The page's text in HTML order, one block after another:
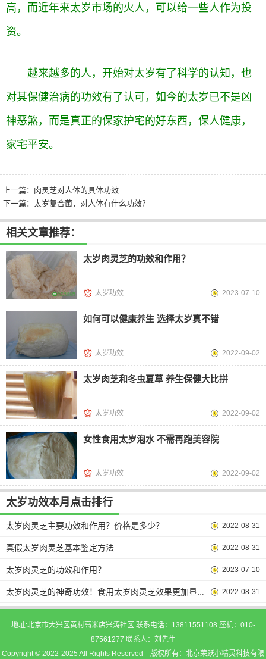
高，而近年来太岁市场的火人，可以给一些人作为投
资。
越来越多的人，开始对太岁有了科学的认知，也
对其保健治病的功效有了认可，如今的太岁已不是凶
神恶煞，而是真正的保家护宅的好东西，保人健康，
家宅平安。
上一篇： 肉灵芝对人体的具体功效
下一篇： 太岁复合菌，对人体有什么功效？
相关文章推荐：
太岁肉灵芝的功效和作用？
太岁功效 2023-07-10
如何可以健康养生 选择太岁真不错
太岁功效 2022-09-02
太岁肉芝和冬虫夏草 养生保健大比拼
太岁功效 2022-09-02
女性食用太岁泡水 不需再跑美容院
太岁功效 2022-09-02
太岁功效本月点击排行
太岁肉灵芝主要功效和作用？价格是多少？ 2022-08-31
真假太岁肉灵芝基本鉴定方法 2022-08-31
太岁肉灵芝的功效和作用？ 2023-07-10
太岁肉灵芝的神奇功效！食用太岁肉灵芝效果更加显著！ 2022-08-31
地址:北京市大兴区黄村高米店兴涛社区 联系电话：13811551108 座机：010-
87561277 联系人：刘先生
Copyright © 2022-2025 All Rights Reserved 版权所有：北京荣跃小精灵科技有限